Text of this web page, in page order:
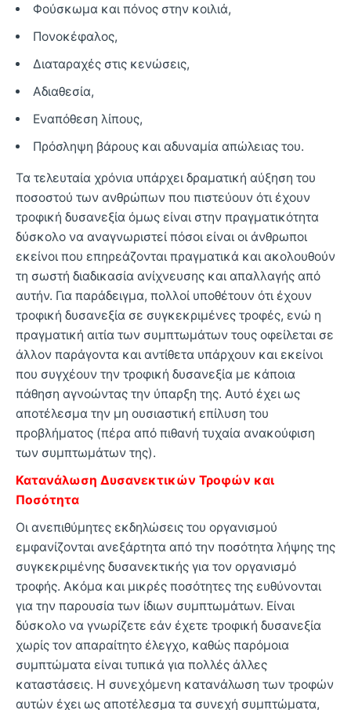
Φούσκωμα και πόνος στην κοιλιά,
Πονοκέφαλος,
Διαταραχές στις κενώσεις,
Αδιαθεσία,
Εναπόθεση λίπους,
Πρόσληψη βάρους και αδυναμία απώλειας του.
Τα τελευταία χρόνια υπάρχει δραματική αύξηση του
ποσοστού των ανθρώπων που πιστεύουν ότι έχουν
τροφική δυσανεξία όμως είναι στην πραγματικότητα
δύσκολο να αναγνωριστεί πόσοι είναι οι άνθρωποι
εκείνοι που επηρεάζονται πραγματικά και ακολουθούν
τη σωστή διαδικασία ανίχνευσης και απαλλαγής από
αυτήν. Για παράδειγμα, πολλοί υποθέτουν ότι έχουν
τροφική δυσανεξία σε συγκεκριμένες τροφές, ενώ η
πραγματική αιτία των συμπτωμάτων τους οφείλεται σε
άλλον παράγοντα και αντίθετα υπάρχουν και εκείνοι
που συγχέουν την τροφική δυσανεξία με κάποια
πάθηση αγνοώντας την ύπαρξη της. Αυτό έχει ως
αποτέλεσμα την μη ουσιαστική επίλυση του
προβλήματος (πέρα από πιθανή τυχαία ανακούφιση
των συμπτωμάτων της).
Κατανάλωση Δυσανεκτικών Τροφών και
Ποσότητα
Οι ανεπιθύμητες εκδηλώσεις του οργανισμού
εμφανίζονται ανεξάρτητα από την ποσότητα λήψης της
συγκεκριμένης δυσανεκτικής για τον οργανισμό
τροφής. Ακόμα και μικρές ποσότητες της ευθύνονται
για την παρουσία των ίδιων συμπτωμάτων. Είναι
δύσκολο να γνωρίζετε εάν έχετε τροφική δυσανεξία
χωρίς τον απαραίτητο έλεγχο, καθώς παρόμοια
συμπτώματα είναι τυπικά για πολλές άλλες
καταστάσεις. Η συνεχόμενη κατανάλωση των τροφών
αυτών έχει ως αποτέλεσμα τα συνεχή συμπτώματα,